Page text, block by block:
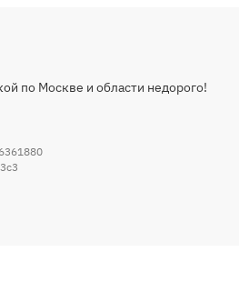
по Москве и области недорого!